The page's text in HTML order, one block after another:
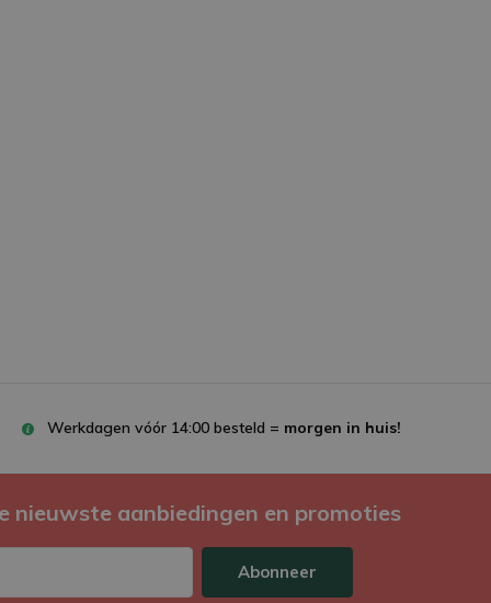
Werkdagen vóór 14:00 besteld = morgen in huis!
nieuwste aanbiedingen en promoties
Abonneer